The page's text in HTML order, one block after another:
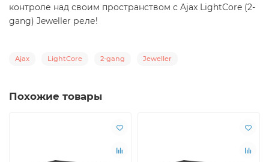
контроле над своим пространством с Ajax LightCore (2-
gang) Jeweller реле!
Ajax LightCore 2-gang Jeweller
Похожие товары